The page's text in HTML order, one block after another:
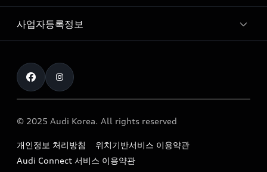
아우디 모델 비교하기
아우디 공식 인증 중고차
The new Audi A6 Taste Drive 이벤트
Audi Connect
myAudiworld
내비게이션 데이터 다운로드
아우디 영상 매뉴얼
서비스 센터
아우디 브랜드
Formula 1
Audi Story
아우디코리아 소식
아우디코리아 소개
사업자등록정보
통신판매업신고번호 : 2024-서울종로-1079
대표자명 : 틸 셰어
딩)
이메일 : audi_m@audi-ccc.co.kr
© 2025 Audi Korea. All rights reserved
개인정보 처리방침
위치기반서비스 이용약관
Audi Connect 서비스 이용약관